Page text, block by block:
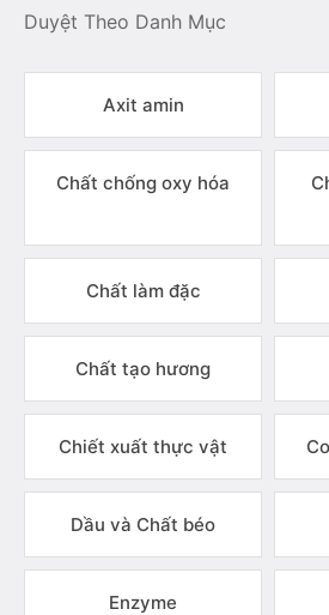
Duyệt Theo Danh Mục
Axit amin
Chất chống oxy hóa
Chất làm đặc
Chất tạo hương
Chiết xuất thực vật
Dầu và Chất béo
Enzyme